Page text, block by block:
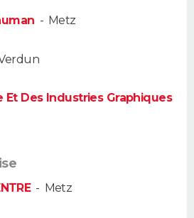
- Metz
Et Des Industries Graphiques
- Metz